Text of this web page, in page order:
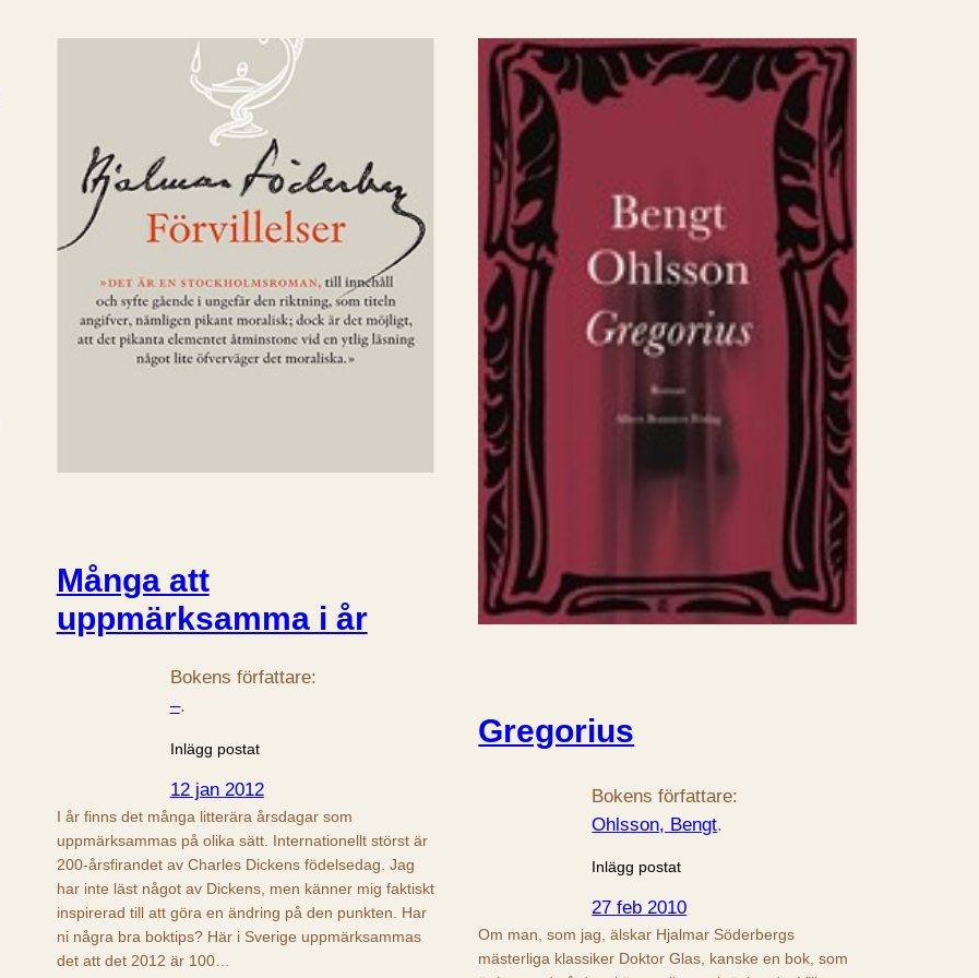
Många att
uppmärksamma i år
Bokens författare:
–.
Inlägg postat
12 jan 2012
I år finns det många litterära årsdagar som
uppmärksammas på olika sätt. Internationellt störst är
200-årsfirandet av Charles Dickens födelsedag. Jag
har inte läst något av Dickens, men känner mig faktiskt
inspirerad till att göra en ändring på den punkten. Har
ni några bra boktips? Här i Sverige uppmärksammas
det att det 2012 är 100…
Gregorius
Bokens författare:
Ohlsson, Bengt.
Inlägg postat
27 feb 2010
Om man, som jag, älskar Hjalmar Söderbergs
mästerliga klassiker Doktor Glas, kanske en bok, som